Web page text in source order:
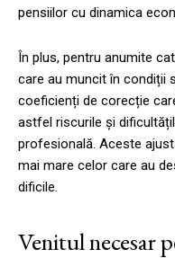
pensiilor cu dinamica
În plus, pentru anumite
care au muncit în condiții
coeficienți de corecție
astfel riscurile și
profesională. Aceste
mai mare celor care au
dificile.
Venitul necesar